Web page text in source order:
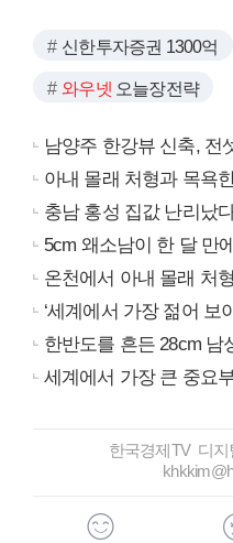
신한투자증권 1300억
와우넷 오늘장전략
남양주 한강뷰 신축, 전
아내 몰래 처형과 목욕
충남 홍성 집값 난리났
5cm 왜소남이 한 달 만
온천에서 아내 몰래 처
‘세계에서 가장 젊어 보
한반도를 흔든 28cm 남
세계에서 가장 큰 중요
한국경제TV 디